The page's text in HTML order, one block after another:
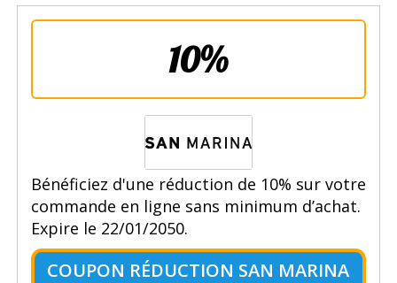
10%
Bénéficiez d'une réduction de 10% sur votre
commande en ligne sans minimum d’achat.
Expire le 22/01/2050.
COUPON RÉDUCTION SAN MARINA